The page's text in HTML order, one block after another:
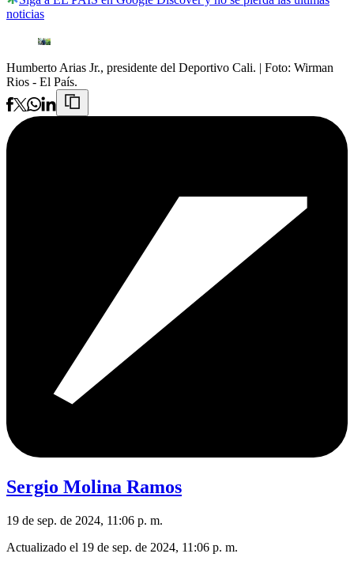
noticias
Humberto Arias Jr., presidente del Deportivo Cali. | Foto: Wirman
Rios - El País.
Sergio Molina Ramos
19 de sep. de 2024, 11:06 p. m.
Actualizado el 19 de sep. de 2024, 11:06 p. m.